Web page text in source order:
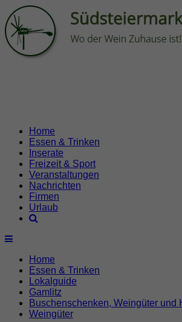
Home
Essen & Trinken
Inserate
Freizeit & Sport
Veranstaltungen
Nachrichten
Firmen
Urlaub
Home
Essen & Trinken
Lokalguide
Gamlitz
Buschenschenken, Weingüter und
Weingüter